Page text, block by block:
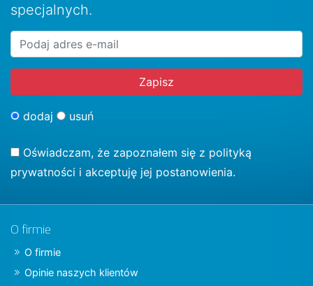
specjalnych.
dodaj usuń
Oświadczam, że zapoznałem się z polityką
prywatności i akceptuję jej postanowienia.
O firmie
O firmie
Opinie naszych klientów